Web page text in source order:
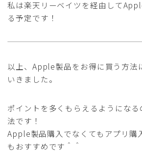
私は楽天リーベイツを経由して
る予定です！
以上、Apple製品をお得に買う方法
いきました。
ポイントを多くもらえるようにな
法です！
Apple製品購入でなくてもアプリ購
もおすすめです＾＾